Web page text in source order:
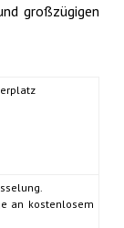
großzügigen
an kostenlosem